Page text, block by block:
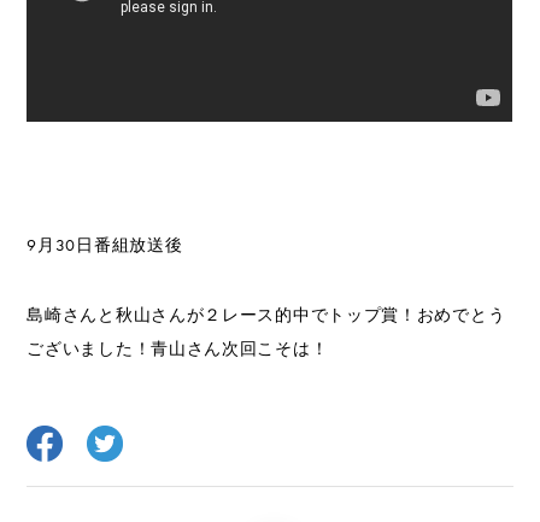
9月30日番組放送後
島崎さんと秋山さんが２レース的中でトップ賞！おめでとう
ございました！青山さん次回こそは！